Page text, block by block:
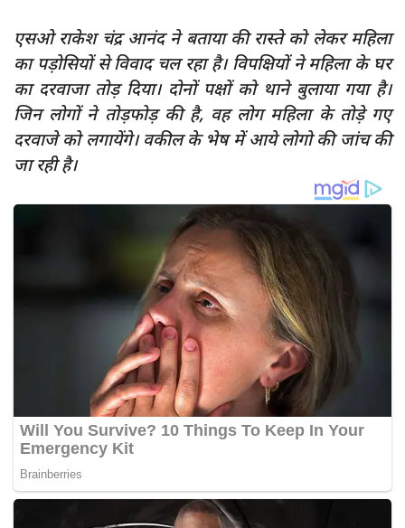
एसओ राकेश चंद्र आनंद ने बताया की रास्ते को लेकर महिला
का पड़ोसियों से विवाद चल रहा है। विपक्षियों ने महिला के घर
का दरवाजा तोड़ दिया। दोनों पक्षों को थाने बुलाया गया है।
जिन लोगों ने तोड़फोड़ की है, वह लोग महिला के तोड़े गए
दरवाजे को लगायेंगे। वकील के भेष में आये लोगो की जांच की
जा रही है।